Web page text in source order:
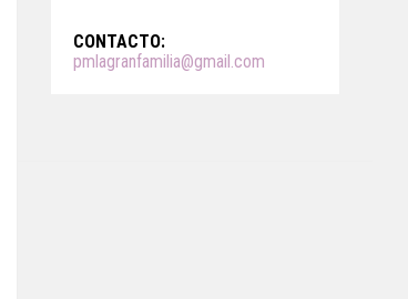
CONTACTO:
pmlagranfamilia@gmail.com